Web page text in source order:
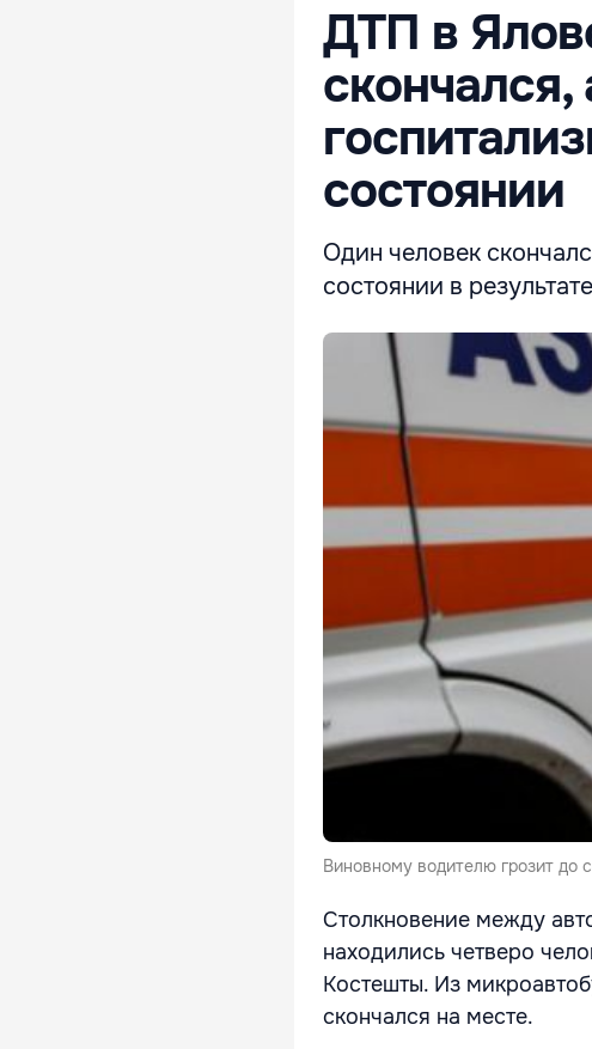
ДТП в
скончался,
состоянии
Один человек
состоянии в
Виновному водителю грозит до
Столкновение между
находились четверо
Костешты. Из
скончался на месте.